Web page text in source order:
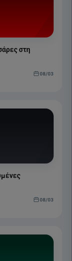
στη
08/03
08/03